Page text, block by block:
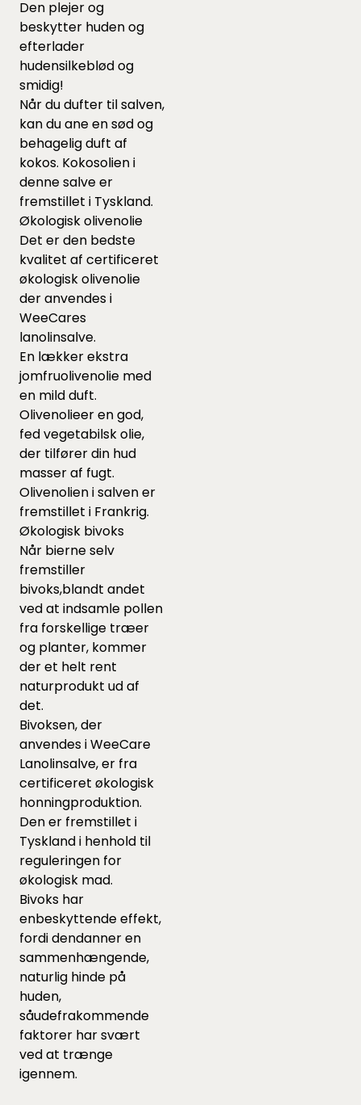
Den plejer og
beskytter huden og
efterlader
hudensilkeblød og
smidig!
Når du dufter til salven,
kan du ane en sød og
behagelig duft af
kokos. Kokosolien i
denne salve er
fremstillet i Tyskland.
Økologisk olivenolie
Det er den bedste
kvalitet af certificeret
økologisk olivenolie
der anvendes i
WeeCares
lanolinsalve.
En lækker ekstra
jomfruolivenolie med
en mild duft.
Olivenolieer en god,
fed vegetabilsk olie,
der tilfører din hud
masser af fugt.
Olivenolien i salven er
fremstillet i Frankrig.
Økologisk bivoks
Når bierne selv
fremstiller
bivoks,blandt andet
ved at indsamle pollen
fra forskellige træer
og planter, kommer
der et helt rent
naturprodukt ud af
det.
Bivoksen, der
anvendes i WeeCare
Lanolinsalve, er fra
certificeret økologisk
honningproduktion.
Den er fremstillet i
Tyskland i henhold til
reguleringen for
økologisk mad.
Bivoks har
enbeskyttende effekt,
fordi dendanner en
sammenhængende,
naturlig hinde på
huden,
såudefrakommende
faktorer har svært
ved at trænge
igennem.